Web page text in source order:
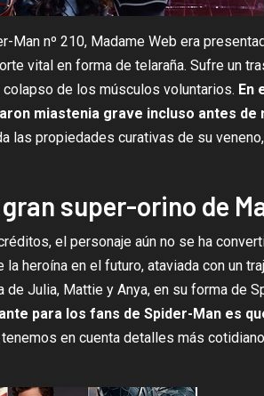
Man nº 210, Madame Web era
vital en forma de telaraña. Sufre un
de los músculos voluntarios. En
miastenia grave incluso antes de
las propiedades curativas de su
super-orino de
el personaje aún no se ha
heroína en el futuro, ataviada con un
de Julia, Mattie y Anya, en su forma de
para los fans de Spider-Man es
en cuenta detalles más